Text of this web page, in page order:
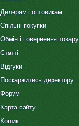
Дилерам і оптовикам
Спільні покупки
Обмін і повернення товару
Статті
Відгуки
Поскаржитись директору
Форум
Карта сайту
Кошик